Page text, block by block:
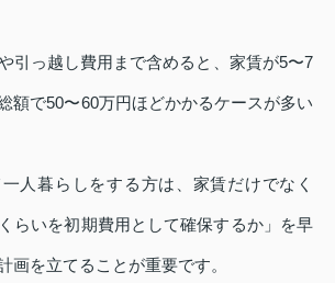
引っ越し費用まで含めると、家賃が5〜7
額で50〜60万円ほどかかるケースが多い
人暮らしをする方は、家賃だけでなく
らいを初期費用として確保するか」を早
画を立てることが重要です。